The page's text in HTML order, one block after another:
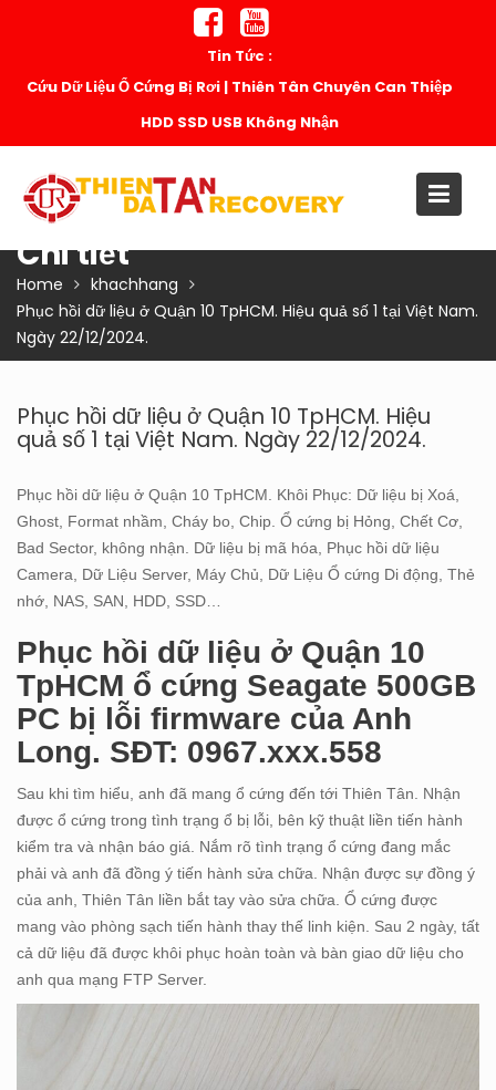
Tin Tức :
Cứu Dữ Liệu Ổ Cứng Bị Rơi | Thiên Tân Chuyên Can Thiệp
HDD SSD USB Không Nhận
Chi tiết
Home
khachhang
Phục hồi dữ liệu ở Quận 10 TpHCM. Hiệu quả số 1 tại Việt Nam.
Ngày 22/12/2024.
Phục hồi dữ liệu ở Quận 10 TpHCM. Hiệu
quả số 1 tại Việt Nam. Ngày 22/12/2024.
Phục hồi dữ liệu ở Quận 10 TpHCM. Khôi Phục: Dữ liệu bị Xoá,
Ghost, Format nhầm, Cháy bo, Chip. Ổ cứng bị Hỏng, Chết Cơ,
Bad Sector, không nhận. Dữ liệu bị mã hóa, Phục hồi dữ liệu
Camera, Dữ Liệu Server, Máy Chủ, Dữ Liệu Ổ cứng Di động, Thẻ
nhớ, NAS, SAN, HDD, SSD…
Phục hồi dữ liệu ở Quận 10
TpHCM ổ cứng Seagate 500GB
PC bị lỗi firmware của Anh
Long. SĐT: 0967.xxx.558
Sau khi tìm hiểu, anh đã mang ổ cứng đến tới Thiên Tân. Nhận
được ổ cứng trong tình trạng ổ bị lỗi, bên kỹ thuật liền tiến hành
kiểm tra và nhận báo giá. Nắm rõ tình trạng ổ cứng đang mắc
phải và anh đã đồng ý tiến hành sửa chữa. Nhận được sự đồng ý
của anh, Thiên Tân liền bắt tay vào sửa chữa. Ổ cứng được
mang vào phòng sạch tiến hành thay thế linh kiện. Sau 2 ngày, tất
cả dữ liệu đã được khôi phục hoàn toàn và bàn giao dữ liệu cho
anh qua mạng FTP Server.